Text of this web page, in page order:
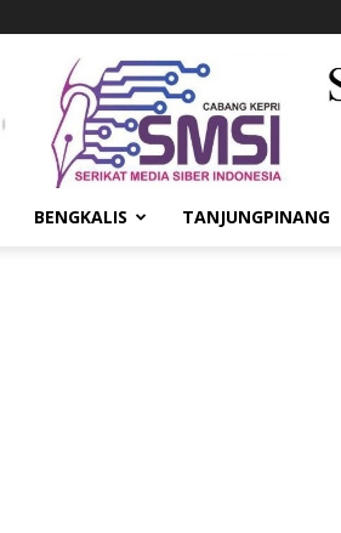
BENGKALIS TANJUNGPINANG